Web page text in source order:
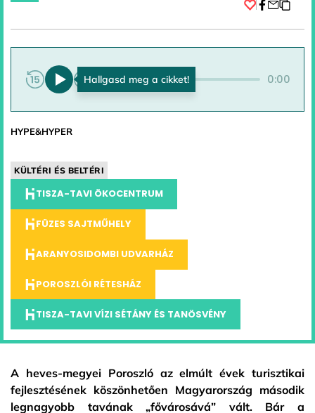
0:00 0:00
HYPE&HYPER
KÜLTÉRI ÉS BELTÉRI
TISZA-TAVI ÖKOCENTRUM
FÜZES SAJTMŰHELY
ARANYOSIDOMBI UDVARHÁZ
POROSZLÓI RÉTESHÁZ
TISZA-TAVI VÍZI SÉTÁNY ÉS TANÖSVÉNY
A heves-megyei Poroszló az elmúlt évek turisztikai
fejlesztésének köszönhetően Magyarország második
legnagyobb tavának „fővárosává” vált. Bár a